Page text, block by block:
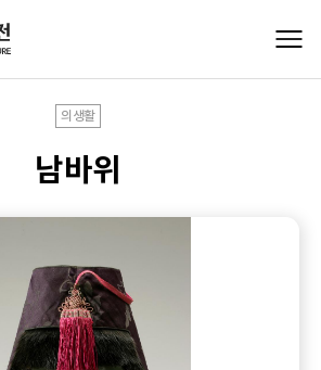
의생활
남바위